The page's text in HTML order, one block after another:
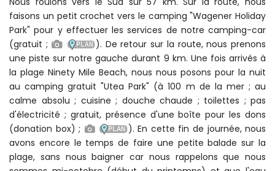
de rejoindre la Ninety Mile Beach, mais celles-ci peuvent
s'avérer impraticables sans 4x4.
Nous roulons vers le Sud sur 57 km. Sur la route, nous
faisons un petit crochet vers le camping "Wagener Holiday
Park" pour y effectuer les services de notre camping-car
(gratuit ;
). De retour sur la route, nous prenons
une piste sur notre gauche durant 9 km. Une fois arrivés à
la plage Ninety Mile Beach, nous nous posons pour la nuit
au camping gratuit "Utea Park" (à 100 m de la mer ; au
calme absolu ; cuisine ; douche chaude ; toilettes ; pas
d'électricité ; gratuit, présence d'une boîte pour les dons
(donation box) ;
). En cette fin de journée, nous